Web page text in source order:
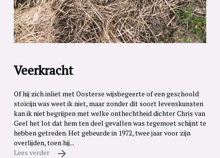
Veerkracht
Of hij zich inliet met Oosterse wijsbegeerte of een geschoold
stoïcijn was weet ik niet, maar zonder dit soort levenskunsten
kan ik niet begrijpen met welke onthechtheid dichter Chris van
Geel het lot dat hem ten deel gevallen was tegemoet schijnt te
hebben getreden. Het gebeurde in 1972, twee jaar voor zijn
overlijden, toen hij...
Lees verder